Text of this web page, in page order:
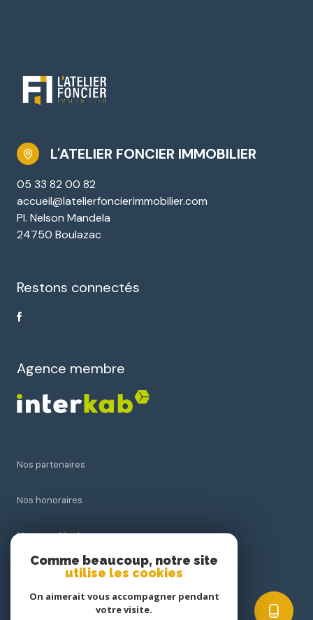
L'ATELIER FONCIER IMMOBILIER
05 33 82 00 82
accueil@latelierfoncierimmobilier.com
Pl. Nelson Mandela
24750 Boulazac
Restons connectés
Agence membre
Nos partenaires
Nos honoraires
Mentions légales
Comme beaucoup, notre site
utilise les cookies
On aimerait vous accompagner pendant
votre visite.